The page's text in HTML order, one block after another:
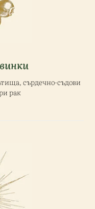
сърдечно-съдови
рак